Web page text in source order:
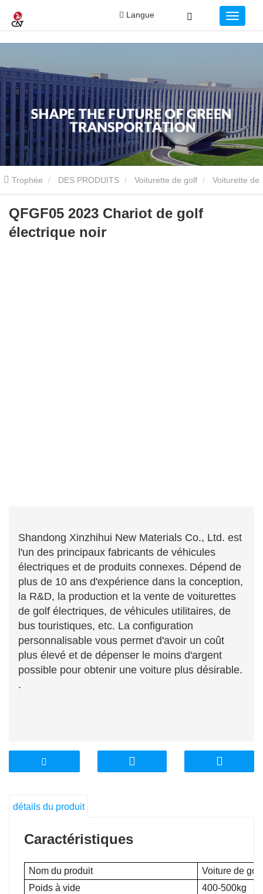
Langue
Trophée DES PRODUITS Voiturette de golf Voiturette de
golf tout-terrain QFGF05 2023 Chariot de golf électrique noir
QFGF05 2023 Chariot de golf
électrique noir
Shandong Xinzhihui New Materials Co., Ltd. est
l'un des principaux fabricants de véhicules
électriques et de produits connexes. Dépend de
plus de 10 ans d'expérience dans la conception,
la R&D, la production et la vente de voiturettes
de golf électriques, de véhicules utilitaires, de
bus touristiques, etc. La configuration
personnalisable vous permet d'avoir un coût
plus élevé et de dépenser le moins d'argent
possible pour obtenir une voiture plus désirable.
.
détails du produit
Caractéristiques
Nom du produit
Voiture de
Poids à vide
400-500kg